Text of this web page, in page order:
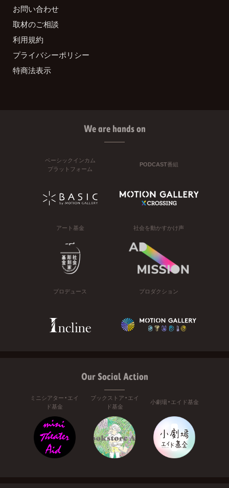
お問い合わせ
取材のご相談
利用規約
プライバシーポリシー
特商法表示
We are hands on
ベーシックインカム
プラットフォーム
PODCAST番組
アート基金 社会を動かすかけ声
プロデュース プロダクション
Our Social Action
ミニシアター・エイ
ド基金
ブックストア・エイ
ド基金
小劇場・エイド基金